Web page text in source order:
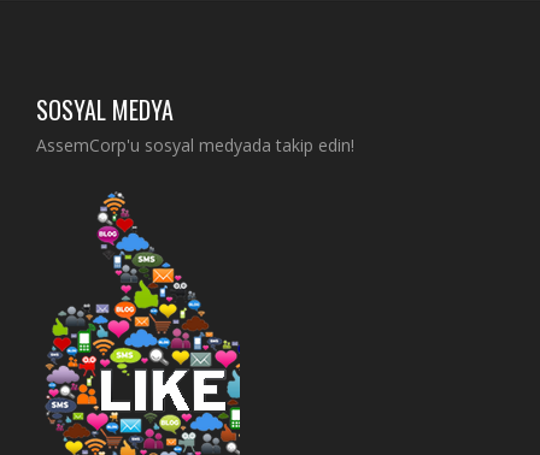
SOSYAL MEDYA
AssemCorp'u sosyal medyada takip edin!